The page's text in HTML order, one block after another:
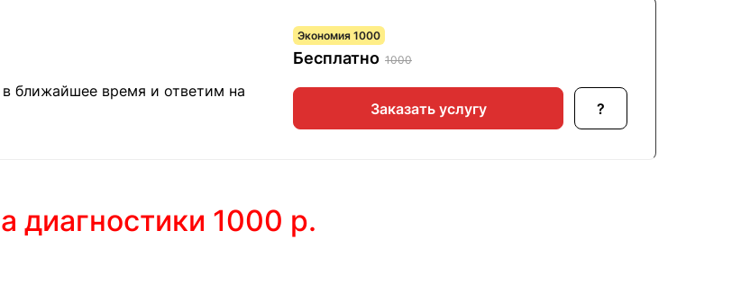
ближайшее время и ответим на
Экономия 1000
Бесплатно 1000
Заказать услугу ?
диагностики 1000 р.